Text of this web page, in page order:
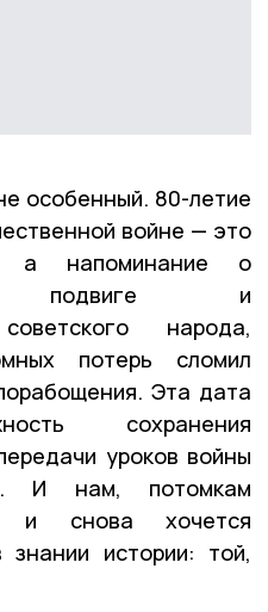
особенный. 80-летие
войне — это
а напоминание о
подвиге и
народа,
потерь сломил
Эта дата
сохранения
уроков войны
И нам, потомкам
и снова хочется
знании истории: той,